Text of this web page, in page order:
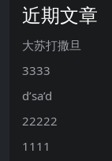
近期文章
大苏打撒旦
3333
d’sa’d
22222
1111